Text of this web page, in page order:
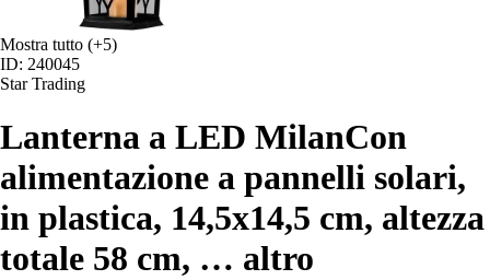
Mostra tutto (+5)
ID: 240045
Star Trading
Lanterna a LED MilanCon
alimentazione a pannelli solari,
in plastica, 14,5x14,5 cm, altezza
totale 58 cm, … altro